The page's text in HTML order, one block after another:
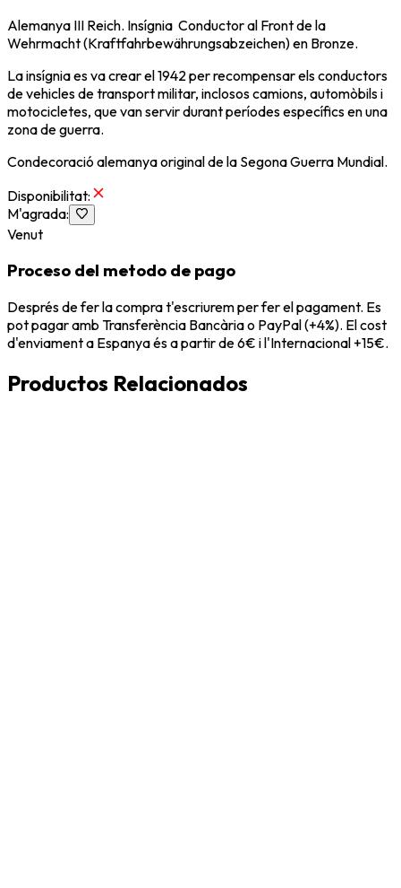
Alemanya III Reich. Insígnia Conductor al Front de la
Wehrmacht (Kraftfahrbewährungsabzeichen) en Bronze.
La insígnia es va crear el 1942 per recompensar els conductors
de vehicles de transport militar, inclosos camions, automòbils i
motocicletes, que van servir durant períodes específics en una
zona de guerra.
Condecoració alemanya original de la Segona Guerra Mundial.
Disponibilitat:
M'agrada:
Venut
Proceso del metodo de pago
Després de fer la compra t'escriurem per fer el pagament. Es
pot pagar amb Transferència Bancària o PayPal (+4%). El cost
d'enviament a Espanya és a partir de 6€ i l'Internacional +15€.
Productos Relacionados